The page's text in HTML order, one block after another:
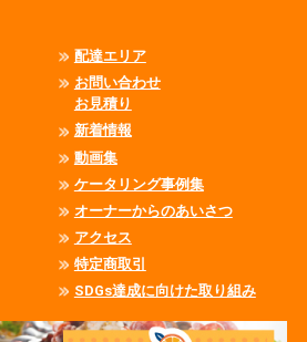
配達エリア
お問い合わせ
お見積り
新着情報
動画集
ケータリング事例集
オーナーからのあいさつ
アクセス
特定商取引
SDGs達成に向けた取り組み